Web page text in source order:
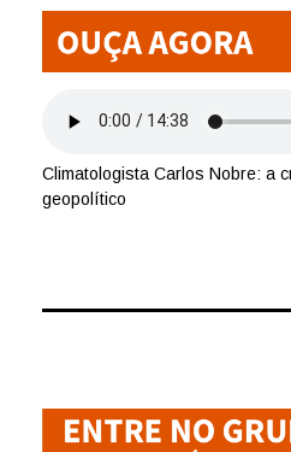
Climatologista Carlos Nobre: a
geopolítico